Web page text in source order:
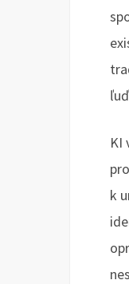
KI
k